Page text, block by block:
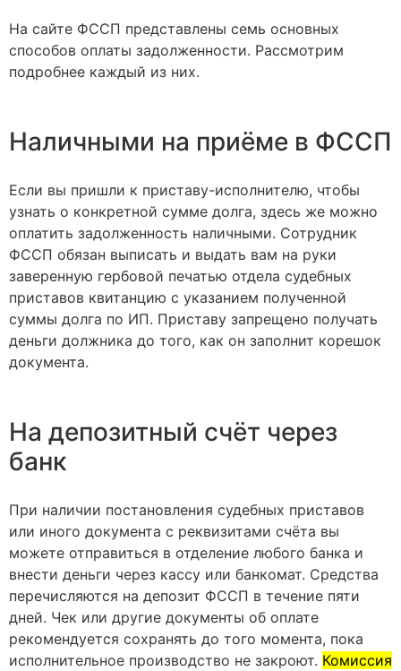
На сайте ФССП представлены семь основных
способов оплаты задолженности. Рассмотрим
подробнее каждый из них.
Наличными на приёме в ФССП
Если вы пришли к приставу-исполнителю, чтобы
узнать о конкретной сумме долга, здесь же можно
оплатить задолженность наличными. Сотрудник
ФССП обязан выписать и выдать вам на руки
заверенную гербовой печатью отдела судебных
приставов квитанцию с указанием полученной
суммы долга по ИП. Приставу запрещено получать
деньги должника до того, как он заполнит корешок
документа.
На депозитный счёт через
банк
При наличии постановления судебных приставов
или иного документа с реквизитами счёта вы
можете отправиться в отделение любого банка и
внести деньги через кассу или банкомат. Средства
перечисляются на депозит ФССП в течение пяти
дней. Чек или другие документы об оплате
рекомендуется сохранять до того момента, пока
исполнительное производство не закроют. Комиссия